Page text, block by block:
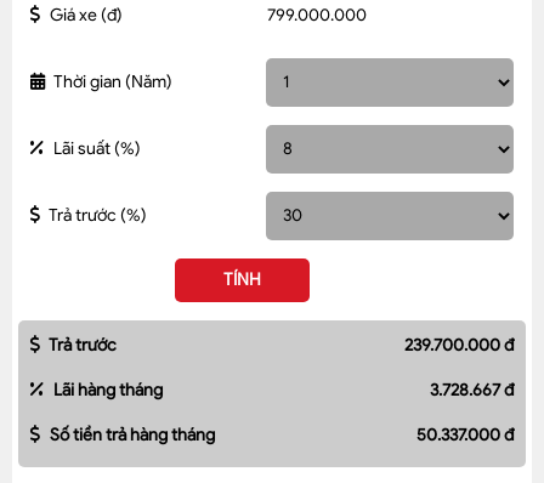
Giá xe(đ)
Thời gian (Năm)
Lãi suất(%)
Trả trước (%)
TÍNH
Trả trước 239.700.000 đ
Lãi hàng tháng 3.728.667 đ
Số tiền trả hàng tháng 50.337.000 đ